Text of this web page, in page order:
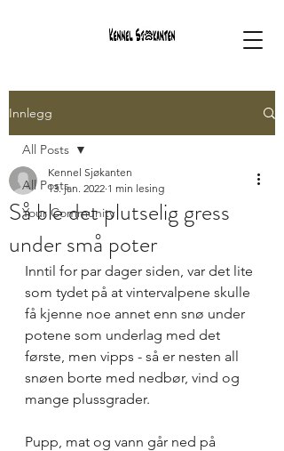
Innlegg
All Posts
Your Community
All Posts
Så ble det plutselig gress
under små poter
Kennel Sjøkanten
13. jan. 2022 1 min lesing
Inntil for par dager siden, var det lite
som tydet på at vintervalpene skulle
få kjenne noe annet enn snø under
potene som underlag med det
første, men vipps - så er nesten all
snøen borte med nedbør, vind og
mange plussgrader.
Pupp, mat og vann går ned på